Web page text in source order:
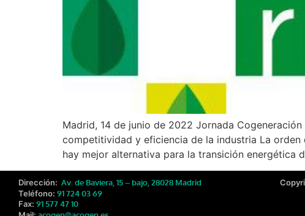
Madrid, 14 de junio de 2022 Jornada
competitividad y eficiencia de la industria La
hay mejor alternativa para la transición energética
Dirección: Av. de Baviera, 15 – bajo, 28028 Madrid
Teléfono: 91 724 03 69
Fax: 91 577 47 10